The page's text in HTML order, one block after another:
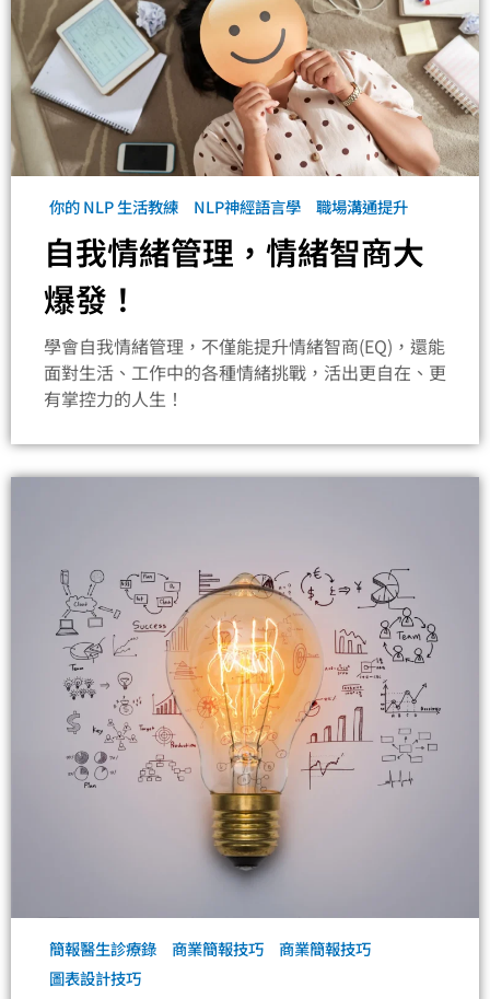
你的 NLP 生活教練 NLP神經語言學 職場溝通提升
自我情緒管理，情緒智商大
爆發！
學會自我情緒管理，不僅能提升情緒智商(EQ)，還能
面對生活、工作中的各種情緒挑戰，活出更自在、更
有掌控力的人生！
簡報醫生診療錄 商業簡報技巧
商業簡報技巧
圖表設計技巧